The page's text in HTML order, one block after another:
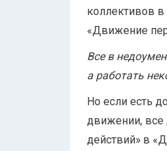
коллективов
«Движение
Все в
а работать
Но если есть
движении,
действий» в